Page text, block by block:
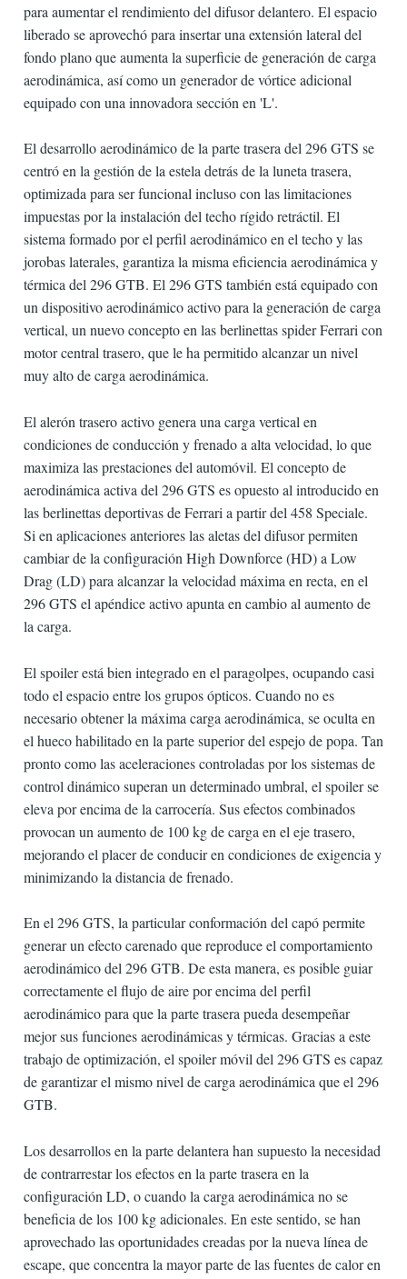
para aumentar el rendimiento del difusor delantero. El espacio
liberado se aprovechó para insertar una extensión lateral del
fondo plano que aumenta la superficie de generación de carga
aerodinámica, así como un generador de vórtice adicional
equipado con una innovadora sección en 'L'.
El desarrollo aerodinámico de la parte trasera del 296 GTS se
centró en la gestión de la estela detrás de la luneta trasera,
optimizada para ser funcional incluso con las limitaciones
impuestas por la instalación del techo rígido retráctil. El
sistema formado por el perfil aerodinámico en el techo y las
jorobas laterales, garantiza la misma eficiencia aerodinámica y
térmica del 296 GTB. El 296 GTS también está equipado con
un dispositivo aerodinámico activo para la generación de carga
vertical, un nuevo concepto en las berlinettas spider Ferrari con
motor central trasero, que le ha permitido alcanzar un nivel
muy alto de carga aerodinámica.
El alerón trasero activo genera una carga vertical en
condiciones de conducción y frenado a alta velocidad, lo que
maximiza las prestaciones del automóvil. El concepto de
aerodinámica activa del 296 GTS es opuesto al introducido en
las berlinettas deportivas de Ferrari a partir del 458 Speciale.
Si en aplicaciones anteriores las aletas del difusor permiten
cambiar de la configuración High Downforce (HD) a Low
Drag (LD) para alcanzar la velocidad máxima en recta, en el
296 GTS el apéndice activo apunta en cambio al aumento de
la carga.
El spoiler está bien integrado en el paragolpes, ocupando casi
todo el espacio entre los grupos ópticos. Cuando no es
necesario obtener la máxima carga aerodinámica, se oculta en
el hueco habilitado en la parte superior del espejo de popa. Tan
pronto como las aceleraciones controladas por los sistemas de
control dinámico superan un determinado umbral, el spoiler se
eleva por encima de la carrocería. Sus efectos combinados
provocan un aumento de 100 kg de carga en el eje trasero,
mejorando el placer de conducir en condiciones de exigencia y
minimizando la distancia de frenado.
En el 296 GTS, la particular conformación del capó permite
generar un efecto carenado que reproduce el comportamiento
aerodinámico del 296 GTB. De esta manera, es posible guiar
correctamente el flujo de aire por encima del perfil
aerodinámico para que la parte trasera pueda desempeñar
mejor sus funciones aerodinámicas y térmicas. Gracias a este
trabajo de optimización, el spoiler móvil del 296 GTS es capaz
de garantizar el mismo nivel de carga aerodinámica que el 296
GTB.
Los desarrollos en la parte delantera han supuesto la necesidad
de contrarrestar los efectos en la parte trasera en la
configuración LD, o cuando la carga aerodinámica no se
beneficia de los 100 kg adicionales. En este sentido, se han
aprovechado las oportunidades creadas por la nueva línea de
escape, que concentra la mayor parte de las fuentes de calor en